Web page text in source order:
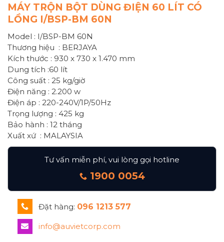
MÁY TRỘN BỘT DÙNG ĐIỆN 60 LÍT CÓ
LỒNG I/BSP-BM 60N
Model : I/BSP-BM 60N
Thương hiệu : BERJAYA
Kích thước : 930 x 730 x 1.470 mm
Dung tích :60 lít
Công suất : 25 kg/giờ
Điện năng : 2.200 w
Điện áp : 220-240V/1P/50Hz
Trọng lượng : 425 kg
Bảo hành : 12 tháng
Xuất xứ : MALAYSIA
Tư vấn miễn phí, vui lòng gọi hotline
1900 0054
Đặt hàng: 096 1213 577
info@auvietcorp.com